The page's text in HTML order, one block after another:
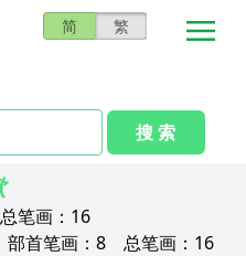
简 繁
搜 索
总笔画： 16
部首笔画： 8 总笔画： 16